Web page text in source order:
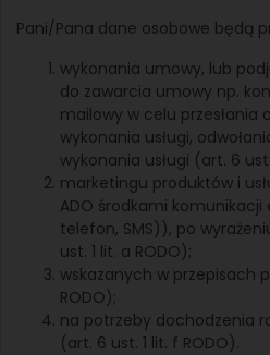
Pani/Pana dane osobowe będą
wykonania umowy, lub
do zawarcia umowy np.
mailowy w celu
wykonania usługi,
wykonania usługi (art. 6
marketingu produktów i
ADO środkami
telefon, SMS)), po
ust. 1 lit. a RODO);
wskazanych w przepisach
RODO);
na potrzeby dochodzenia
(art. 6 ust. 1 lit. f RODO).